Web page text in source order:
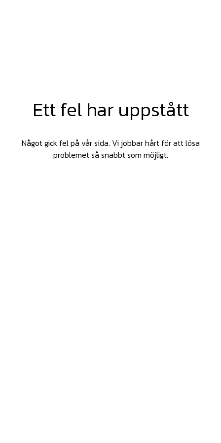
Ett fel har uppstått
Något gick fel på vår sida. Vi jobbar hårt för att lösa
problemet så snabbt som möjligt.